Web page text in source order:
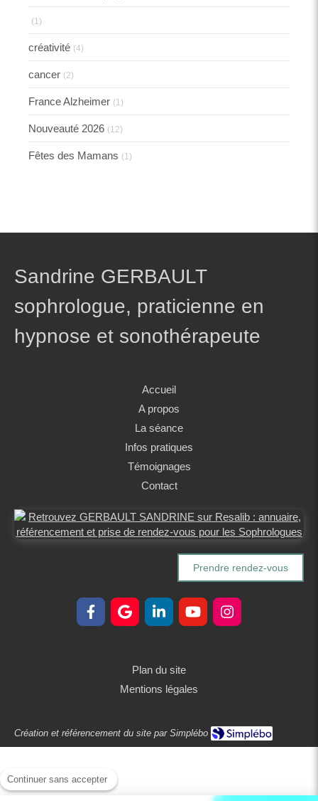
(1)
créativité (4)
cancer (2)
France Alzheimer (1)
Nouveauté 2026 (12)
Fêtes des Mamans (1)
Sandrine GERBAULT
sophrologue, praticienne en
hypnose et sonothérapeute
Accueil
A propos
La séance
Infos pratiques
Témoignages
Contact
Prendre rendez-vous
Plan du site
Mentions légales
Création et référencement du site par Simplébo
Continuer sans accepter